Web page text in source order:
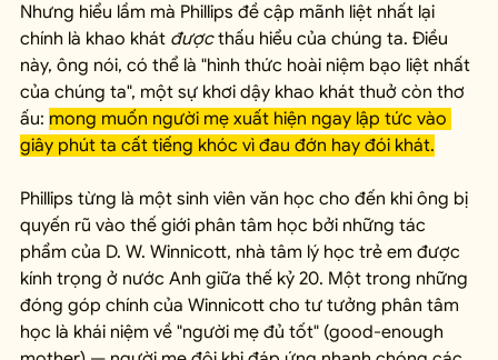
Nhưng hiểu lầm mà Phillips đề cập mãnh liệt nhất lại
chính là khao khát được thấu hiểu của chúng ta. Điều
này, ông nói, có thể là "hình thức hoài niệm bạo liệt nhất
của chúng ta", một sự khơi dậy khao khát thuở còn thơ
ấu: mong muốn người mẹ xuất hiện ngay lập tức vào
giây phút ta cất tiếng khóc vì đau đớn hay đói khát.
Phillips từng là một sinh viên văn học cho đến khi ông bị
quyến rũ vào thế giới phân tâm học bởi những tác
phẩm của D. W. Winnicott, nhà tâm lý học trẻ em được
kính trọng ở nước Anh giữa thế kỷ 20. Một trong những
đóng góp chính của Winnicott cho tư tưởng phân tâm
học là khái niệm về "người mẹ đủ tốt" (good-enough